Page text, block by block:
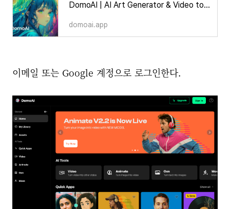
DomoAI | AI Art Generator & Video to Animation Converter
domoai.app
이메일 또는 Google 계정으로 로그인한다.